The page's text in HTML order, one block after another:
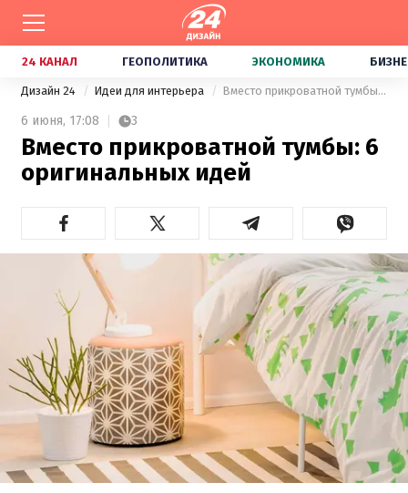
24 КАНАЛ ГЕОПОЛИТИКА ЭКОНОМИКА
Дизайн 24 Идеи для интерьера Вместо прикроватной тумбы: 6 оригинальных идей
6 июня, 17:08 3
Вместо прикроватной тумбы: 6
оригинальных идей